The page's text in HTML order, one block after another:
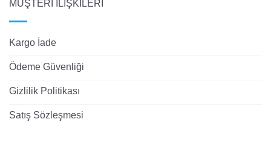
MÜŞTERİ İLİŞKİLERİ
Kargo İade
Ödeme Güvenliği
Gizlilik Politikası
Satış Sözleşmesi